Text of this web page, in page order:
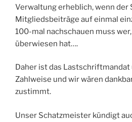
Verwaltung erheblich, wenn der
Mitgliedsbeiträge auf einmal
100-mal nachschauen muss
überwiesen hat….
Daher ist das
Zahlweise und wir wären
zustimmt.
Unser Schatzmeister kündigt